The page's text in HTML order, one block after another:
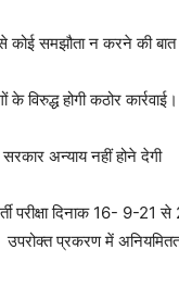
कोई समझौता न करने की
विरुद्ध होगी कठोर कार्रवाई।
अन्याय नहीं होने देगी
परीक्षा दिनाक 16-
प्रकरण में